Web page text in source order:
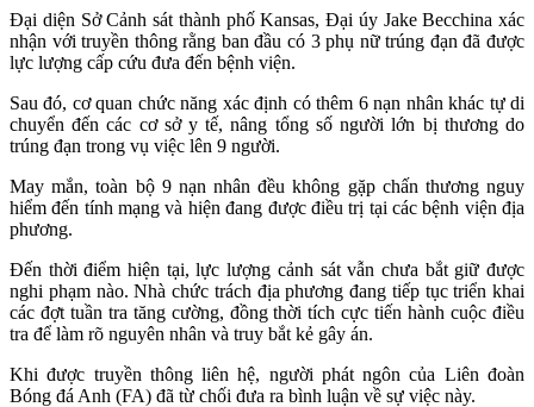
Đại diện Sở Cảnh sát thành phố Kansas, Đại úy Jake Becchina xác
nhận với truyền thông rằng ban đầu có 3 phụ nữ trúng đạn đã được
lực lượng cấp cứu đưa đến bệnh viện.
Sau đó, cơ quan chức năng xác định có thêm 6 nạn nhân khác tự di
chuyển đến các cơ sở y tế, nâng tổng số người lớn bị thương do
trúng đạn trong vụ việc lên 9 người.
May mắn, toàn bộ 9 nạn nhân đều không gặp chấn thương nguy
hiểm đến tính mạng và hiện đang được điều trị tại các bệnh viện địa
phương.
Đến thời điểm hiện tại, lực lượng cảnh sát vẫn chưa bắt giữ được
nghi phạm nào. Nhà chức trách địa phương đang tiếp tục triển khai
các đợt tuần tra tăng cường, đồng thời tích cực tiến hành cuộc điều
tra để làm rõ nguyên nhân và truy bắt kẻ gây án.
Khi được truyền thông liên hệ, người phát ngôn của Liên đoàn
Bóng đá Anh (FA) đã từ chối đưa ra bình luận về sự việc này.